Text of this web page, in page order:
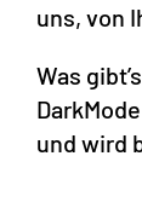
uns, von
Was
und wird